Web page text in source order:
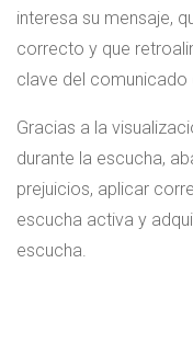
interesa su mensaje,
correcto y que
clave del
Gracias a la
durante la escucha,
prejuicios, aplicar
escucha activa y
escucha.